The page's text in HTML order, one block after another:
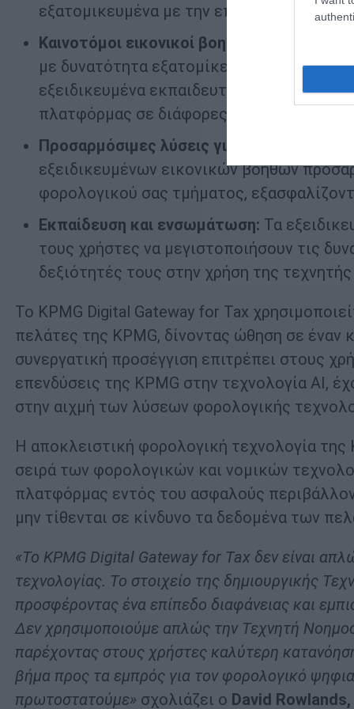
εξατομικευμένα με την επωνυμία τους.
Καινοτόμοι εικονικοί βοηθοί:
με δυνατότητα εξατομίκευσης, για μια
εξειδικευμένα εκπαιδευτικά εργαλεία,
πλατφόρμας σε διάφορες φορολογικές
Προσαρμόσιμες λύσεις για ομάδες:
εξειδικευμένων εικονικών βοηθών
φορολογικού σας τμήματος,
Εκπαίδευση και ενσωμάτωση: Τα
τους χρήστες να μεγιστοποιήσουν τις
δεξιότητές τους στην χρήση της
Το KPMG Digital Gateway for Tax
πελάτες της KPMG, δίνοντας ώθηση σε έναν
συνεργατική προσέγγιση επιτρέπει στους
επενδύσεις της KPMG στην τεχνολογία AI,
στην αιχμή των λύσεων φορολογικής
Η αποκλειστική φορολογική τεχνολογία
σειρά των φορολογικών και νομικών
πλατφόρμας εντός του ασφαλούς
μην τίθενται σε κίνδυνο τα δεδομένα των
«Το KPMG Digital Gateway for Tax δεν είναι
τεχνολογίας. Το στοιχείο της δημιουργικής
προσφέροντας ένα επίπεδο διαφάνειας και
Δεν χρησιμοποιούμε απλώς την Τεχνητή
παρέχοντας στους χρήστες καλύτερη
βήμα προς τα εμπρός για τον φορολογικό
πρωτοστατούμε» σχολιάζει ο David